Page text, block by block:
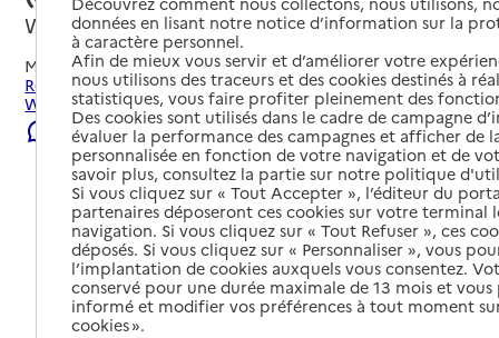
Wattrelos, NORD
Mis à jour le01/08/2026
Rechercher les établissements et services autour de
Wattrelos.
Signaler une erreur
données en lisant notre notice d’information sur la
à caractère personnel.
Afin de mieux vous servir et d’améliorer votre
nous utilisons des traceurs et des cookies destinés à
statistiques, vous faire profiter pleinement des
Des cookies sont utilisés dans le cadre de campagne
évaluer la performance des campagnes et afficher de
personnalisée en fonction de votre navigation et de
savoir plus, consultez la partie sur notre politique
Si vous cliquez sur « Tout Accepter », l’éditeur du
partenaires déposeront ces cookies sur votre terminal
navigation. Si vous cliquez sur « Tout Refuser », ces
déposés. Si vous cliquez sur « Personnaliser », vous
l’implantation de cookies auxquels vous consentez.
conservé pour une durée maximale de 13 mois et
informé et modifier vos préférences à tout moment
cookies ».